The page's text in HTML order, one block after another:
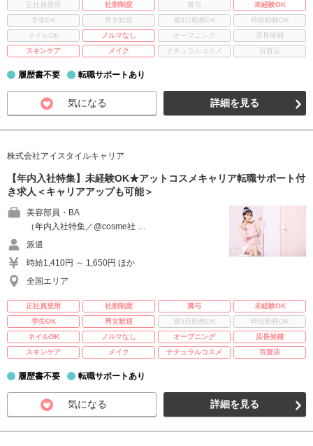
正社員登用 社割制度 賞与
未経験OK
学生OK
男女歓迎 週3日勤務OK
時短勤務OK
ネイルOK
ノルマなし オープニング
店長候補
スキンケア
メイク ナチュラルコスメ 百貨店
履歴書不要 転職サポートあり
気になる 詳細を見る
株式会社アイスタイルキャリア
【年内入社特集】未経験OK★アットコスメキャリア転職サポート付
き求人＜キャリアアップも可能＞
美容部員・BA
（年内入社特集／@cosme社 …
派遣
時給1,410円 ～ 1,650円 ほか
全国エリア
正社員登用 社割制度 賞与
未経験OK
学生OK
男女歓迎 週3日勤務OK
時短勤務OK
ネイルOK
ノルマなし オープニング
店長候補
スキンケア
メイク ナチュラルコスメ 百貨店
履歴書不要 転職サポートあり
気になる 詳細を見る